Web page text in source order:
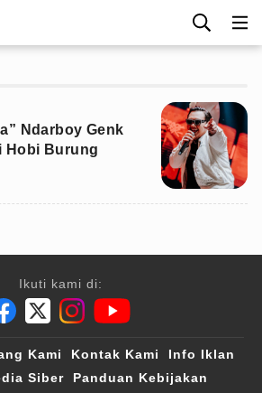
Ndarboy Genk
Hobi Burung
Ikuti kami di:
Kami Kontak Kami
Info Iklan
Siber
Panduan Kebijakan